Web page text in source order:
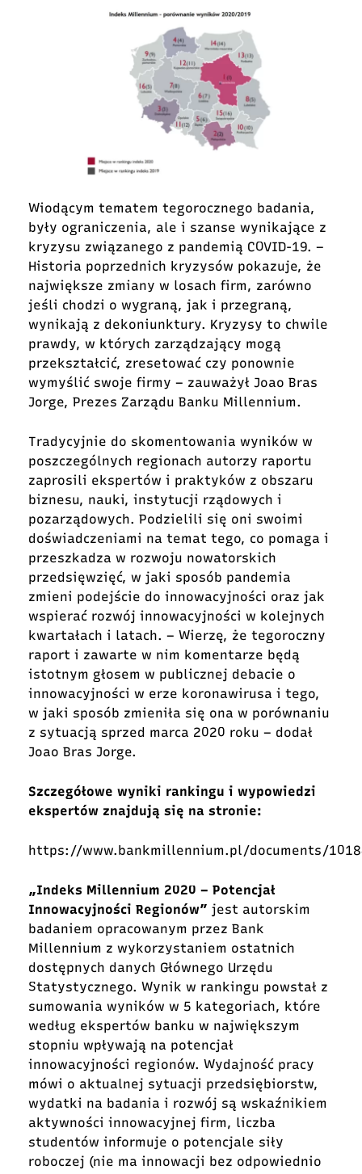
Wiodącym tematem tegorocznego badania,
były ograniczenia, ale i szanse wynikające z
kryzysu związanego z pandemią COVID-19. –
Historia poprzednich kryzysów pokazuje, że
największe zmiany w losach firm, zarówno
jeśli chodzi o wygraną, jak i przegraną,
wynikają z dekoniunktury. Kryzysy to chwile
prawdy, w których zarządzający mogą
przekształcić, zresetować czy ponownie
wymyślić swoje firmy – zauważył Joao Bras
Jorge, Prezes Zarządu Banku Millennium.
Tradycyjnie do skomentowania wyników w
poszczególnych regionach autorzy raportu
zaprosili ekspertów i praktyków z obszaru
biznesu, nauki, instytucji rządowych i
pozarządowych. Podzielili się oni swoimi
doświadczeniami na temat tego, co pomaga i
przeszkadza w rozwoju nowatorskich
przedsięwzięć, w jaki sposób pandemia
zmieni podejście do innowacyjności oraz jak
wspierać rozwój innowacyjności w kolejnych
kwartałach i latach. – Wierzę, że tegoroczny
raport i zawarte w nim komentarze będą
istotnym głosem w publicznej debacie o
innowacyjności w erze koronawirusa i tego,
w jaki sposób zmieniła się ona w porównaniu
z sytuacją sprzed marca 2020 roku – dodał
Joao Bras Jorge.
Szczegółowe wyniki rankingu i wypowiedzi
ekspertów znajdują się na stronie:
https://www.bankmillennium.pl/documents/
„Indeks Millennium 2020 – Potencjał
Innowacyjności Regionów” jest autorskim
badaniem opracowanym przez Bank
Millennium z wykorzystaniem ostatnich
dostępnych danych Głównego Urzędu
Statystycznego. Wynik w rankingu powstał z
sumowania wyników w 5 kategoriach, które
według ekspertów banku w największym
stopniu wpływają na potencjał
innowacyjności regionów. Wydajność pracy
mówi o aktualnej sytuacji przedsiębiorstw,
wydatki na badania i rozwój są wskaźnikiem
aktywności innowacyjnej firm, liczba
studentów informuje o potencjale siły
roboczej (nie ma innowacji bez odpowiednio